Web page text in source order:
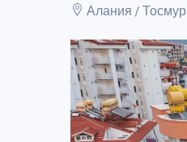
Алания / Тосмур